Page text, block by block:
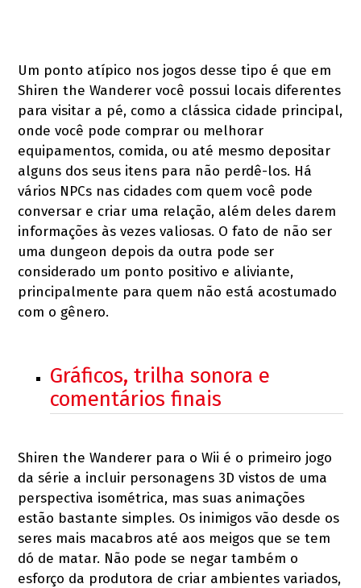
Um ponto atípico nos jogos desse tipo é que em
Shiren the Wanderer você possui locais diferentes
para visitar a pé, como a clássica cidade principal,
onde você pode comprar ou melhorar
equipamentos, comida, ou até mesmo depositar
alguns dos seus itens para não perdê-los. Há
vários NPCs nas cidades com quem você pode
conversar e criar uma relação, além deles darem
informações às vezes valiosas. O fato de não ser
uma dungeon depois da outra pode ser
considerado um ponto positivo e aliviante,
principalmente para quem não está acostumado
com o gênero.
Gráficos, trilha sonora e
comentários finais
Shiren the Wanderer para o Wii é o primeiro jogo
da série a incluir personagens 3D vistos de uma
perspectiva isométrica, mas suas animações
estão bastante simples. Os inimigos vão desde os
seres mais macabros até aos meigos que se tem
dó de matar. Não pode se negar também o
esforço da produtora de criar ambientes variados,